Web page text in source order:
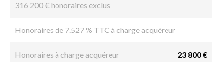
316 200 € honoraires exclus
Honoraires de 7.527 % TTC à charge acquéreur
Honoraires à charge acquéreur 23 800 €